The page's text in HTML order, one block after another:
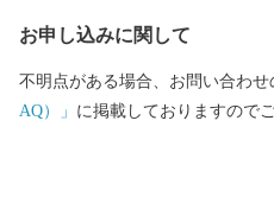
お申し込みに関して
不明点がある場合、お問い合わせ
AQ）」 に掲載しておりますので